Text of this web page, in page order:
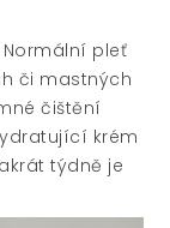
pleť
či mastných
čištění
krém
týdně je